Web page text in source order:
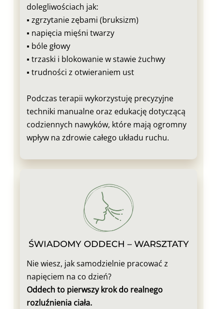
dolegliwościach jak:
▪︎ zgrzytanie zębami (bruksizm)
▪︎ napięcia mięśni twarzy
▪︎ bóle głowy
▪︎ trzaski i blokowanie w stawie żuchwy
▪︎ trudności z otwieraniem ust
Podczas terapii wykorzystuję precyzyjne
techniki manualne oraz edukację dotyczącą
codziennych nawyków, które mają ogromny
wpływ na zdrowie całego układu ruchu.
ŚWIADOMY ODDECH – WARSZTATY
Nie wiesz, jak samodzielnie pracować z
napięciem na co dzień?
Oddech to pierwszy krok do realnego
rozluźnienia ciała.